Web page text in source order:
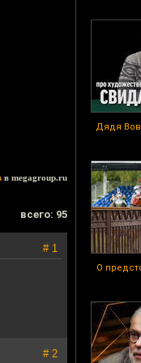
Дядя
О
в megagroup.ru
всего: 95
# 1
# 2